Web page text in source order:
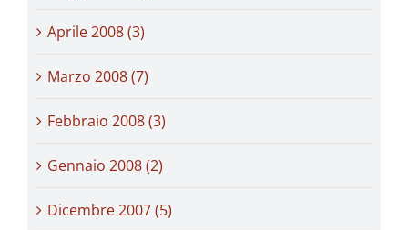
Aprile 2008 (3)
Marzo 2008 (7)
Febbraio 2008 (3)
Gennaio 2008 (2)
Dicembre 2007 (5)